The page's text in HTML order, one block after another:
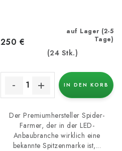
auf Lager (2-5
Tage)
(24 Stk.)
250 €
IN DEN KORB
Der Premiumhersteller Spider-
Farmer, der in der LED-
Anbaubranche wirklich eine
bekannte Spitzenmarke ist,...